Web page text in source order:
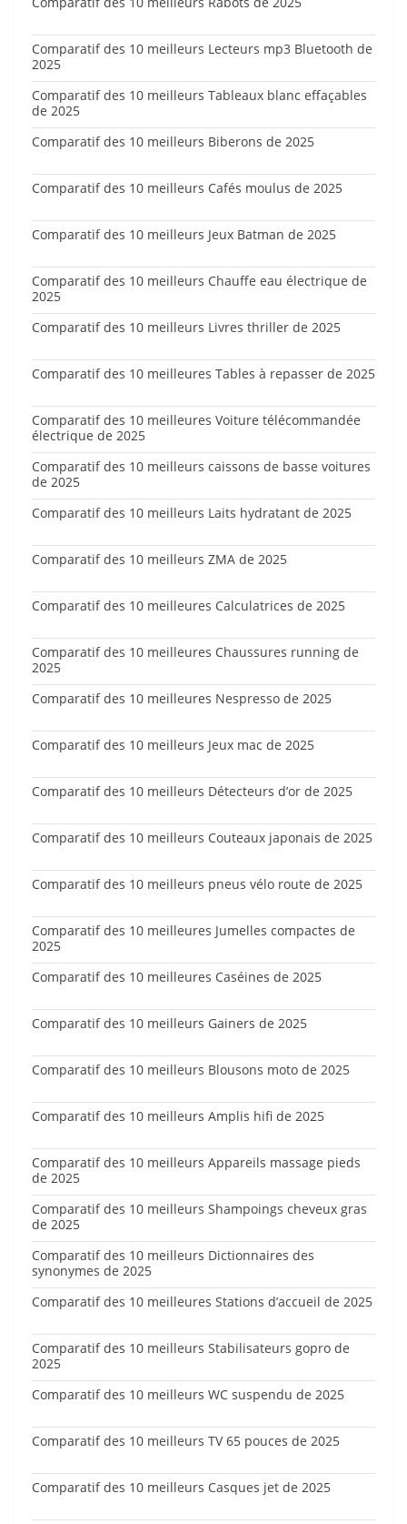
Comparatif des 10 meilleurs Lecteurs mp3 Bluetooth de
2025
Comparatif des 10 meilleurs Tableaux blanc effaçables
de 2025
Comparatif des 10 meilleurs Biberons de 2025
Comparatif des 10 meilleurs Cafés moulus de 2025
Comparatif des 10 meilleurs Jeux Batman de 2025
Comparatif des 10 meilleurs Chauffe eau électrique de
2025
Comparatif des 10 meilleurs Livres thriller de 2025
Comparatif des 10 meilleures Tables à repasser de 2025
Comparatif des 10 meilleures Voiture télécommandée
électrique de 2025
Comparatif des 10 meilleurs caissons de basse voitures
de 2025
Comparatif des 10 meilleurs Laits hydratant de 2025
Comparatif des 10 meilleurs ZMA de 2025
Comparatif des 10 meilleures Calculatrices de 2025
Comparatif des 10 meilleures Chaussures running de
2025
Comparatif des 10 meilleures Nespresso de 2025
Comparatif des 10 meilleurs Jeux mac de 2025
Comparatif des 10 meilleurs Détecteurs d’or de 2025
Comparatif des 10 meilleurs Couteaux japonais de 2025
Comparatif des 10 meilleurs pneus vélo route de 2025
Comparatif des 10 meilleures Jumelles compactes de
2025
Comparatif des 10 meilleures Caséines de 2025
Comparatif des 10 meilleurs Gainers de 2025
Comparatif des 10 meilleurs Blousons moto de 2025
Comparatif des 10 meilleurs Amplis hifi de 2025
Comparatif des 10 meilleurs Appareils massage pieds
de 2025
Comparatif des 10 meilleurs Shampoings cheveux gras
de 2025
Comparatif des 10 meilleurs Dictionnaires des
synonymes de 2025
Comparatif des 10 meilleures Stations d’accueil de 2025
Comparatif des 10 meilleurs Stabilisateurs gopro de
2025
Comparatif des 10 meilleurs WC suspendu de 2025
Comparatif des 10 meilleurs TV 65 pouces de 2025
Comparatif des 10 meilleurs Casques jet de 2025